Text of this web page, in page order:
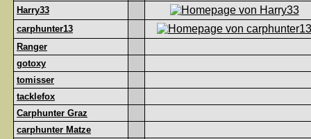
Harry33
carphunter13
Ranger
gotoxy
tomisser
tacklefox
Carphunter Graz
carphunter Matze